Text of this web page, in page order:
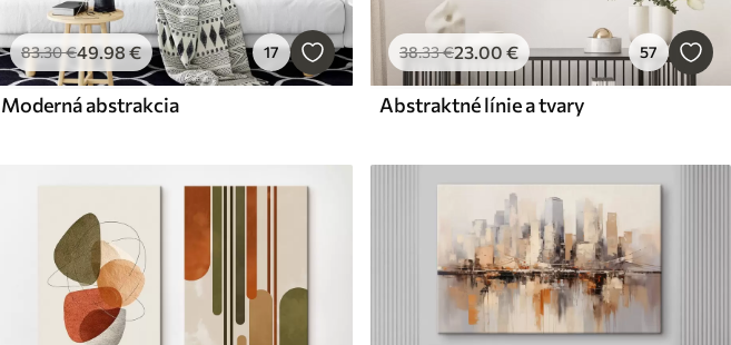
83.30€49.98€ 17
Moderná abstrakcia
38.33€23.00 € 57
Abstraktné línie a tvary